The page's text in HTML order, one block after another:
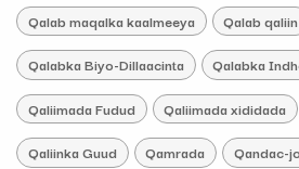
Qalab maqalka kaalmeeya Qalab qaliin
Qalabka Biyo-Dillaacinta Qalabka
Qaliimada Fudud Qaliimada xididada
Qaliinka Guud Qamrada Qandac-